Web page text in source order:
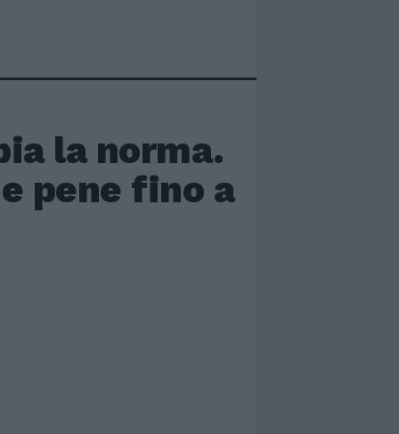
la norma.
pene fino a